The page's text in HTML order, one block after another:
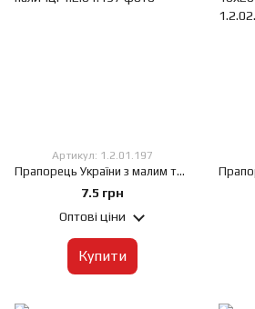
Артикул: 1.2.01.197
Прапорець України з малим тризубом 10х20 см на паличці
7.5 грн
Оптові ціни
Купити